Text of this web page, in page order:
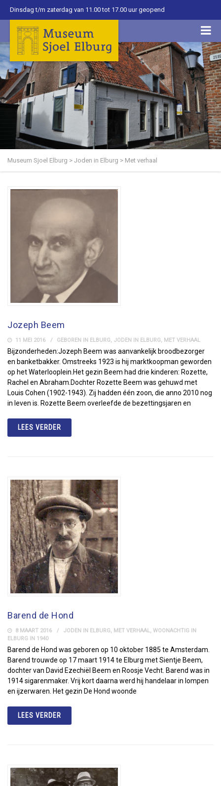
Dinsdag t/m zaterdag van 11.00 tot 17.00 uur geopend
Museum Sjoel Elburg > Joden in Elburg > Met verhaal
Jozeph Beem
11 MEI 2016 GEBOREN IN ELBURG, JODEN IN ELBURG, MET VERHAAL
Bijzonderheden:Jozeph Beem was aanvankelijk broodbezorger
en banketbakker. Omstreeks 1923 is hij marktkoopman geworden
op het Waterlooplein.Het gezin Beem had drie kinderen: Rozette,
Rachel en Abraham.Dochter Rozette Beem was gehuwd met
Louis Cohen (1902-1943). Zij hadden één zoon, die anno 2010 nog
in leven is. Rozette Beem overleefde de bezettingsjaren en
LEES VERDER
Barend de Hond
8 MAART 2016 JODEN IN ELBURG, MET VERHAAL, WOONACHTIG IN
ELBURG IN 1940
Barend de Hond was geboren op 10 oktober 1885 te Amsterdam.
Barend trouwde op 17 maart 1914 te Elburg met Sientje Beem,
dochter van David Ezechiël Beem en Roosje Vecht. Barend was in
1914 sigarenmaker. Vrij kort daarna werd hij handelaar in lompen
en ijzerwaren. Het gezin De Hond woonde
LEES VERDER